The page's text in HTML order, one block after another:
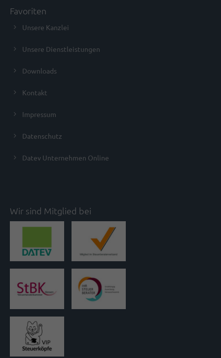
Favoriten
Unsere Kanzlei
Unsere Dienstleistungen
Downloads
Kontakt
Impressum
Datenschutz
Datev Unternehmen Online
Wir sind Mitglied bei